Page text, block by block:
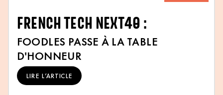
FRENCH TECH NEXT40 :
FOODLES PASSE À LA TABLE
D'HONNEUR
LIRE L’ARTICLE